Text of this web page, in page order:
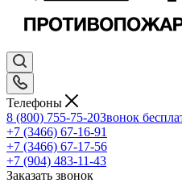
Телефоны
8 (800) 755-75-20Звонок
+7 (3466) 67-16-91
+7 (3466) 67-17-56
+7 (904) 483-11-43
Заказать звонок